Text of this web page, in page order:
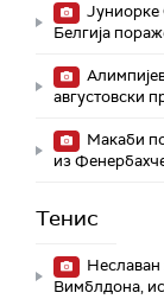
Јуниорке
Белгија
августовски
Макаби
из
Тенис
Неславан
Вимблдона,